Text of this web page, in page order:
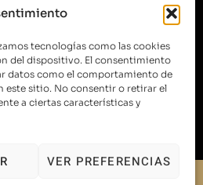
tecnologías como las cookies
del dispositivo. El consentimiento
datos como el comportamiento de
este sitio. No consentir o retirar el
a ciertas características y
VER PREFERENCIAS